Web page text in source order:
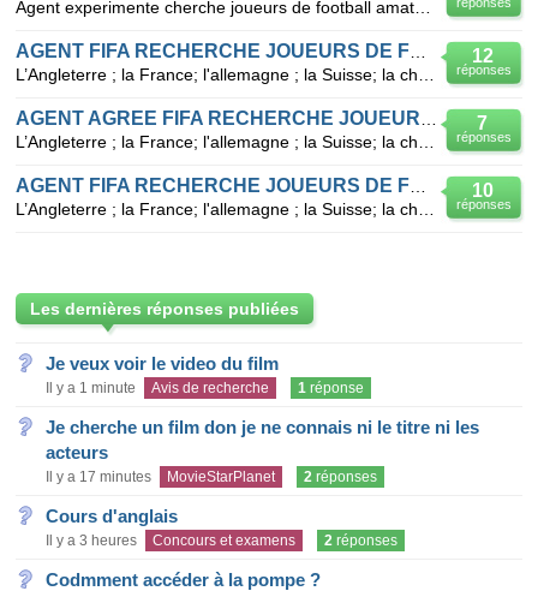
12
réponses
7
réponses
10
réponses
Les dernières réponses publiées
Je veux voir le video du film
Il y a 1 minute Avis de recherche 1 réponse
Je cherche un film don je ne connais ni le titre ni les
acteurs
Il y a 17 minutes MovieStarPlanet 2 réponses
Cours d'anglais
Il y a 3 heures Concours et examens 2 réponses
Codmment accéder à la pompe ?